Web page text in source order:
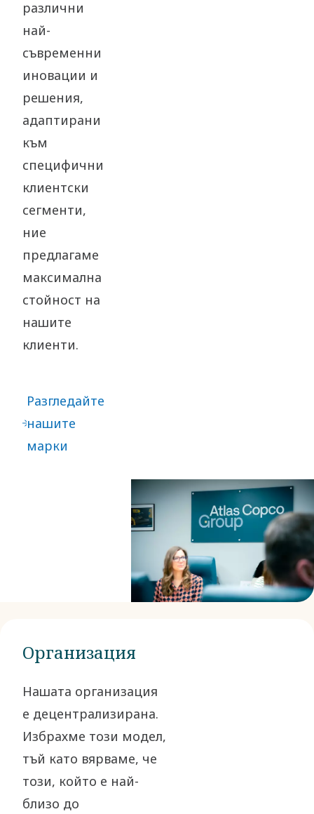
различни
най-
съвременни
иновации и
решения,
адаптирани
към
специфични
клиентски
сегменти,
ние
предлагаме
максимална
стойност на
нашите
клиенти.
Разгледайте
нашите
марки
Организация
Нашата организация
е децентрализирана.
Избрахме този модел,
тъй като вярваме, че
този, който е най-
близо до